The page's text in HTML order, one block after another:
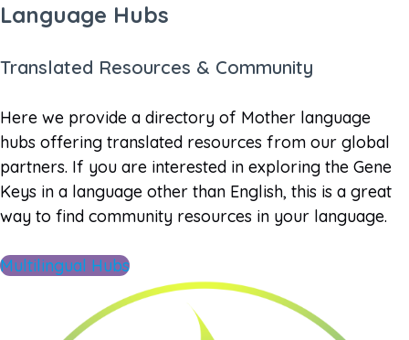
Language Hubs
Translated Resources & Community
Here we provide a directory of Mother language
hubs offering translated resources from our global
partners. If you are interested in exploring the Gene
Keys in a language other than English, this is a great
way to find community resources in your language.
Multilingual Hubs